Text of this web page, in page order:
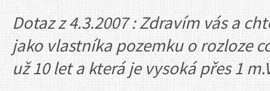
Dotaz z 4.3.2007 : Zdravím vás a
jako vlastníka pozemku o rozloze
už 10 let a která je vysoká přes 1